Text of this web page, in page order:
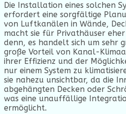
Die Installation eines solchen
erfordert eine sorgfältige
von Luftkanälen in Wände,
macht sie für Privathäuser eher
denn, es handelt sich um sehr
große Vorteil von Kanal-
ihrer Effizienz und der
nur einem System zu
sie nahezu unsichtbar, da die
abgehängten Decken oder
was eine unauffällige
ermöglicht.